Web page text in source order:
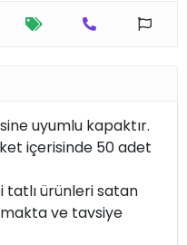
uyumlu kapaktır.
içerisinde 50 adet
tatlı ürünleri satan
ve tavsiye